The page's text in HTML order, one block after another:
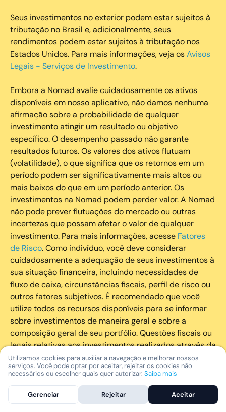
Seus investimentos no exterior podem estar sujeitos à
tributação no Brasil e, adicionalmente, seus
rendimentos podem estar sujeitos à tributação nos
Estados Unidos. Para mais informações, veja osAvisos
Legais - Serviços de Investimento.
Embora a Nomad avalie cuidadosamente os ativos
disponíveis em nosso aplicativo, não damos nenhuma
afirmação sobre a probabilidade de qualquer
investimento atingir um resultado ou objetivo
específico. O desempenho passado não garante
resultados futuros. Os valores dos ativos flutuam
(volatilidade), o que significa que os retornos em um
período podem ser significativamente mais altos ou
mais baixos do que em um período anterior. Os
investimentos na Nomad podem perder valor. A Nomad
não pode prever flutuações do mercado ou outras
incertezas que possam afetar o valor de qualquer
investimento. Para mais informações, acesse Fatores
de Risco. Como indivíduo, você deve considerar
cuidadosamente a adequação de seus investimentos à
sua situação financeira, incluindo necessidades de
fluxo de caixa, circunstâncias fiscais, perfil de risco ou
outros fatores subjetivos. É recomendado que você
utilize todos os recursos disponíveis para se informar
sobre investimentos de maneira geral e sobre a
composição geral de seu portfólio. Questões fiscais ou
legais relativas aos investimentos realizados através da
Nomad devem ser obtidas pelos próprios clientes. A
Nomad e suas afiliadas não fornecem nenhum tipo de
A Nomad Wealth Management Ltda. (“Nomad Wealth”),
Utilizamos cookies para auxiliar a navegação e melhorar nossos
serviços. Você pode optar por aceitar, rejeitar os cookies não
necessários ou escolher quais quer autorizar. Saiba mais
Gerenciar Rejeitar Aceitar